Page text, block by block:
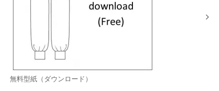
無料型紙（ダウンロード）